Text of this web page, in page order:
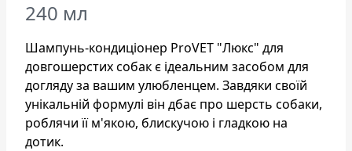
240 мл
Шампунь-кондиціонер ProVET "Люкс" для
довгошерстих собак є ідеальним засобом для
догляду за вашим улюбленцем. Завдяки своїй
унікальній формулі він дбає про шерсть собаки,
роблячи її м'якою, блискучою і гладкою на
дотик.